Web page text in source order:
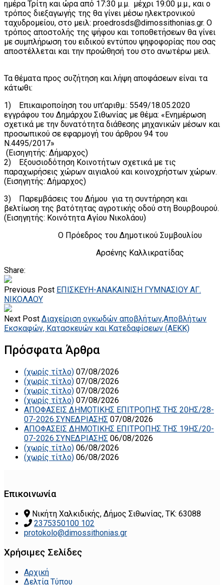
ημέρα Τρίτη και ώρα από 17:30 μ.μ. μέχρι 19:00 μ.μ., και ο
τρόπος διεξαγωγής της θα γίνει μέσω ηλεκτρονικού
ταχυδρομείου, στο μειλ: proedrosds@dimossithonias.gr. Ο
τρόπος αποστολής της ψήφου και τοποθετήσεων θα γίνει
με συμπλήρωση του ειδικού εντύπου ψηφοφορίας που σας
αποστέλλεται και την προώθησή του στο ανωτέρω μειλ.
Τα θέματα προς συζήτηση και λήψη αποφάσεων είναι τα
κάτωθι:
1) Επικαιροποίηση του υπ’αριθμ.: 5549/18.05.2020
εγγράφου του Δημάρχου Σιθωνίας με θέμα: «Ενημέρωση
σχετικά με την δυνατότητα διάθεσης μηχανικών μέσων και
προσωπικού σε εφαρμογή του άρθρου 94 του
Ν.4495/2017»
(Εισηγητής: Δήμαρχος)
2) Εξουσιοδότηση Κοινοτήτων σχετικά με τις
παραχωρήσεις χώρων αιγιαλού και κοινοχρήστων χώρων.
(Εισηγητής: Δήμαρχος)
3) Παρεμβάσεις του Δήμου για τη συντήρηση και
βελτίωση της βατότητας αγροτικής οδού στη Βουρβουρού.
(Εισηγητής: Κοινότητα Αγίου Νικολάου)
Ο Πρόεδρος του Δημοτικού Συμβουλίου
Αρσένης Καλλικρατίδας
Share:
Previous Post ΕΠΙΣΚΕΥΗ-ΑΝΑΚΑΙΝΙΣΗ ΓΥΜΝΑΣΙΟΥ ΑΓ.
ΝΙΚΟΛΑΟΥ
Next Post Διαχείριση ογκωδών αποβλήτων,Αποβλήτων
Εκσκαφών, Κατασκευών και Κατεδαφίσεων (ΑΕΚΚ)
Πρόσφατα Άρθρα
(χωρίς τίτλο) 07/08/2026
(χωρίς τίτλο) 07/08/2026
(χωρίς τίτλο) 07/08/2026
(χωρίς τίτλο) 07/08/2026
ΑΠΟΦΑΣΕΙΣ ΔΗΜΟΤΙΚΗΣ ΕΠΙΤΡΟΠΗΣ ΤΗΣ 20ΗΣ/28-
07-2026 ΣΥΝΕΔΡΙΑΣΗΣ 07/08/2026
ΑΠΟΦΑΣΕΙΣ ΔΗΜΟΤΙΚΗΣ ΕΠΙΤΡΟΠΗΣ ΤΗΣ 19ΗΣ/20-
07-2026 ΣΥΝΕΔΡΙΑΣΗΣ 06/08/2026
(χωρίς τίτλο) 06/08/2026
(χωρίς τίτλο) 06/08/2026
Επικοινωνία
Νικήτη Χαλκιδικής, Δήμος Σιθωνίας, ΤΚ: 63088
2375350100 102
protokolo@dimossithonias.gr
Χρήσιμες Σελίδες
Αρχική
Δελτία Τύπου